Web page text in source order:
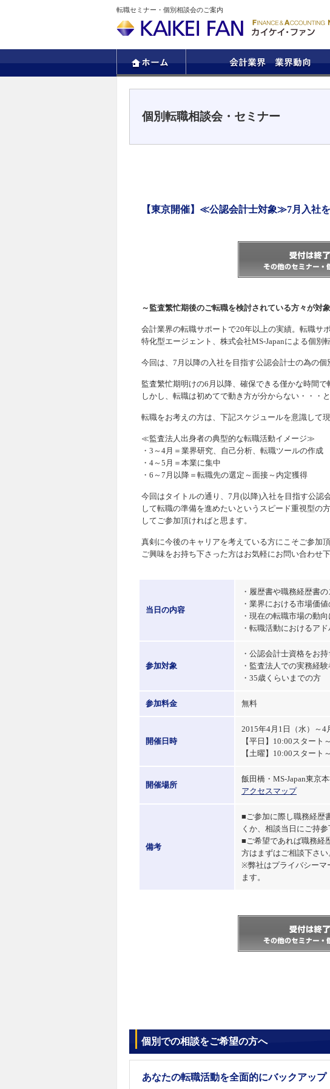
転職セミナー・個別相談会のご案内
個別転職相談会・セミナー
【東京開催】≪公認会計士対象≫7月入社
～監査繁忙期後のご転職を検討されている方々が対
会計業界の転職サポートで20年以上の実績。転職サ
特化型エージェント、株式会社MS-Japanによる個別
今回は、7月以降の入社を目指す公認会計士の為の個
監査繁忙期明けの6月以降、確保できる僅かな時間で
しかし、転職は初めてで動き方が分からない・・・
転職をお考えの方は、下記スケジュールを意識して
≪監査法人出身者の典型的な転職活動イメージ≫
・3～4月＝業界研究、自己分析、転職ツールの作成
・4～5月＝本業に集中
・6～7月以降＝転職先の選定～面接～内定獲得
今回はタイトルの通り、7月(以降)入社を目指す公認
して転職の準備を進めたいというスピード重視型の
してご参加頂ければと思ます。
真剣に今後のキャリアを考えている方にこそご参加
ご興味をお持ち下さった方はお気軽にお問い合わせ下
当日の内容
・履歴書や職務経歴書
・業界における市場価
・現在の転職市場の動
・転職活動におけるア
参加対象
・公認会計士資格をお
・監査法人での実務経験
・35歳くらいまでの方
参加料金 無料
開催日時
2015年4月1日（水）～
【平日】10:00スタート
【土曜】10:00スタート
開催場所
飯田橋・MS-Japan東京
アクセスマップ
備考
■ご参加に際し職務経歴
くか、相談当日にご持参
■ご希望であれば職務経
方はまずはご相談下さい
※弊社はプライバシーマ
ます。
個別での相談をご希望の方へ
あなたの転職活動を全面的にバックアップ